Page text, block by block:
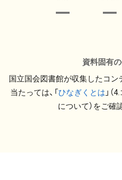
資料固有
国立国会図書館が収集したコン
当たっては、「ひなぎくとは 」
について）をご確